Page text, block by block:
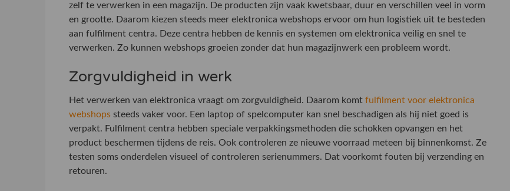
zelf te verwerken in een magazijn. De producten zijn vaak kwetsbaar, duur en verschillen veel in vorm
en grootte. Daarom kiezen steeds meer elektronica webshops ervoor om hun logistiek uit te besteden
aan fulfilment centra. Deze centra hebben de kennis en systemen om elektronica veilig en snel te
verwerken. Zo kunnen webshops groeien zonder dat hun magazijnwerk een probleem wordt.
Zorgvuldigheid in werk
Het verwerken van elektronica vraagt om zorgvuldigheid. Daarom komt fulfilment voor elektronica
webshops steeds vaker voor. Een laptop of spelcomputer kan snel beschadigen als hij niet goed is
verpakt. Fulfilment centra hebben speciale verpakkingsmethoden die schokken opvangen en het
product beschermen tijdens de reis. Ook controleren ze nieuwe voorraad meteen bij binnenkomst. Ze
testen soms onderdelen visueel of controleren serienummers. Dat voorkomt fouten bij verzending en
retouren.